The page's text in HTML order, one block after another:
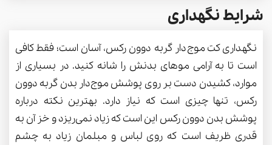
شرایط نگهداری
نگهداری کت موج‌دار گربه دوون رکس، آسان است؛ فقط کافی
است تا به آرامی موهای بدنش را شانه کنید. در بسیاری از
موارد، کشیدن دست بر روی پوشش موج‌دار بدن گربه دوون
رکس، تنها چیزی است که نیاز دارد. بهترین نکته درباره
پوشش بدن دوون رکس این است که زیاد نمی‌ریزد و خز آن به
قدری ظریف است که روی لباس و مبلمان زیاد به چشم